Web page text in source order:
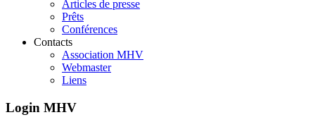
Articles de presse
Prêts
Conférences
Contacts
Association MHV
Webmaster
Liens
Login MHV